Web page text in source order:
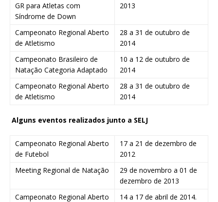
GR para Atletas com
Síndrome de Down
2013
Campeonato Regional Aberto
de Atletismo
28 a 31 de outubro de
2014
Campeonato Brasileiro de
Natação Categoria Adaptado
10 a 12 de outubro de
2014
Campeonato Regional Aberto
de Atletismo
28 a 31 de outubro de
2014
Alguns eventos realizados junto a SELJ
Campeonato Regional Aberto
de Futebol
17 a 21 de dezembro de
2012
Meeting Regional de Natação
29 de novembro a 01 de
dezembro de 2013
Campeonato Regional Aberto
14 a 17 de abril de 2014.